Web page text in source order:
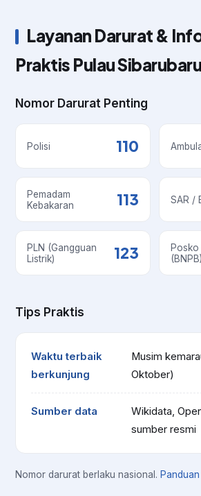
Layanan Darurat &
Praktis Pulau Sibarubaru
Nomor Darurat Penting
Polisi 110
Pemadam
Kebakaran
113 SAR /
PLN (Gangguan
Listrik)
123
(BNPB)
Tips Praktis
Waktu terbaik
berkunjung
Musim
Oktober)
Sumber data
Wikidata,
sumber resmi
Nomor darurat berlaku nasional.